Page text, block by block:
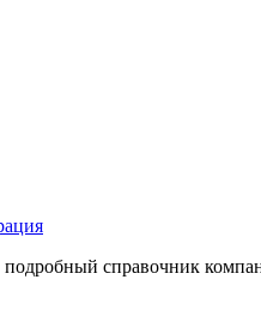
справочник